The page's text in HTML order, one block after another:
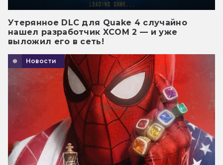
Утерянное DLC для Quake 4 случайно
нашел разработчик XCOM 2 — и уже
выложил его в сеть!
Новости